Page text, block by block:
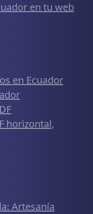
en tu web
en Ecuador
horizontal,
Artesanía